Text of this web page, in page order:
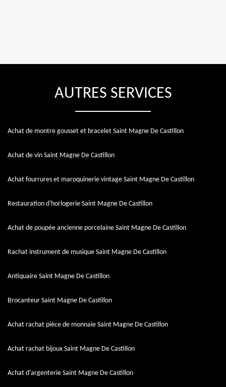
AUTRES SERVICES
Achat de montre gousset et bracelet Saint Magne De Castillon
Achat de vin Saint Magne De Castillon
Achat fourrures et maroquinerie vintage Saint Magne De Castillon
Restauration d'horlogerie Saint Magne De Castillon
Achat de poupée ancienne porcelaine Saint Magne De Castillon
Rachat instrument de musique Saint Magne De Castillon
Antiquaire Saint Magne De Castillon
Brocanteur Saint Magne De Castillon
Achat rachat pièce de monnaie Saint Magne De Castillon
Achat rachat bijoux Saint Magne De Castillon
Achat d'argenterie Saint Magne De Castillon